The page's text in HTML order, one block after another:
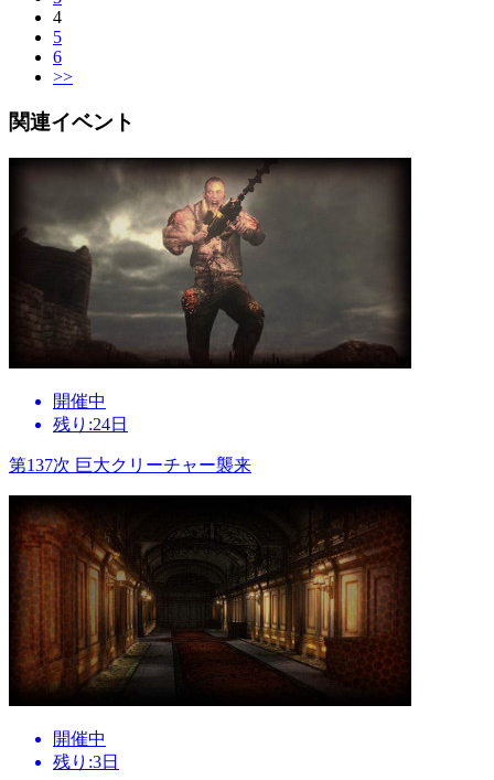
4
5
6
>>
関連イベント
開催中
残り:24日
第137次 巨大クリーチャー襲来
開催中
残り:3日